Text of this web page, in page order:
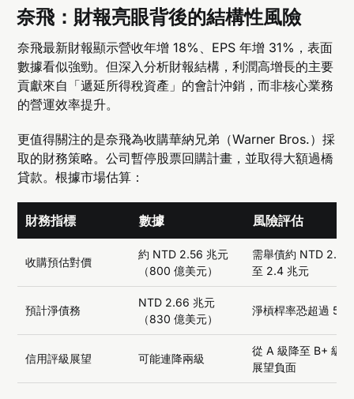
奈飛：財報亮眼背後的結構性風險
奈飛最新財報顯示營收年增 18%、EPS 年增 31%，表面
數據看似強勁。但深入分析財報結構，利潤高增長的主要
貢獻來自「遞延所得稅資產」的會計沖銷，而非核心業務
的營運效率提升。
更值得關注的是奈飛為收購華納兄弟（Warner Bros.）採
取的財務策略。公司暫停股票回購計畫，並取得大額過橋
貸款。根據市場估算：
財務指標 數據 風險評估
收購預估對價
約 NTD 2.56 兆元
（800 億美元）
需舉債約 NTD 2.24
至 2.4 兆元
預計淨債務
NTD 2.66 兆元
（830 億美元）
淨槓桿率恐超過 5 倍
信用評級展望 可能連降兩級
從 A 級降至 B+ 級，
展望負面